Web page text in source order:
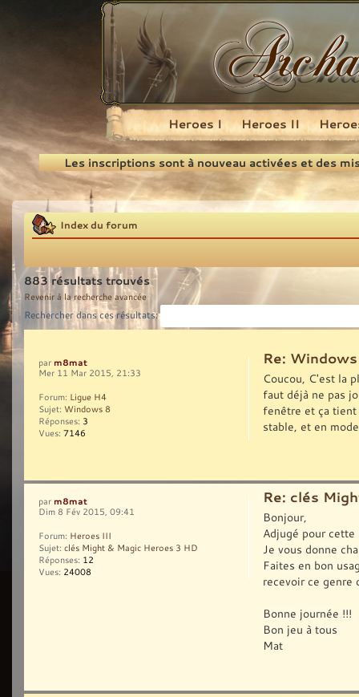
Recherche
Heroes I Heroes II
Les inscriptions sont à nouveau activées et des
Index du forum
883 résultats trouvés
Revenir à la recherche avancée
Rechercher dans ces résultats:
Re:
Coucou, C'est la
faut déjà ne pas
fenêtre et ça
stable, et en
par m8mat
Mer 11 Mar 2015, 21:33
Forum: Ligue H4
Sujet: Windows 8
Réponses: 3
Vues: 7146
Re: clés
Bonjour,
Adjugé pour
Je vous donne
Faites en bon
recevoir ce genre
Bonne journée !!!
Bon jeu à tous
Mat
par m8mat
Dim 8 Fév 2015, 09:41
Forum: Heroes III
Sujet: clés Might & Magic Heroes 3 HD
Réponses: 12
Vues: 24008